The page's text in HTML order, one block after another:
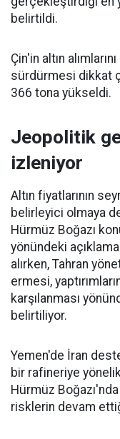
belirtildi.
Çin'in altın
sürdürmesi dikkat
366 tona yükseldi.
Jeopolitik
izleniyor
Altın fiyatlarının
belirleyici olmaya
Hürmüz Boğazı
yönündeki
alırken, Tahran
ermesi,
karşılanması
belirtiliyor.
Yemen'de İran
bir rafineriye
Hürmüz
risklerin devam